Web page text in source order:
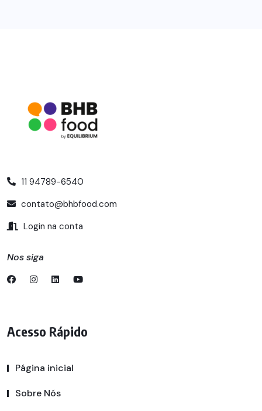
11 94789-6540
contato@bhbfood.com
Login na conta
Nos siga
Acesso Rápido
Página inicial
Sobre Nós